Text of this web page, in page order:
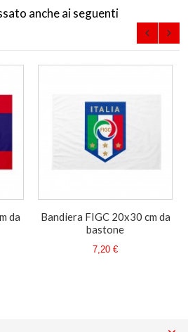
anche ai seguenti
da
Bandiera FIGC 20x30 cm da
bastone
7,20 €